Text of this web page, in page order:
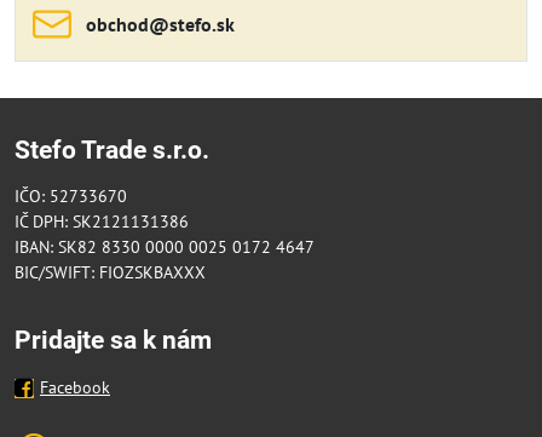
obchod​@stefo​.sk
Stefo Trade s.r.o.
IČO: 52733670
IČ DPH: SK2121131386
IBAN: SK82 8330 0000 0025 0172 4647
BIC/SWIFT: FIOZSKBAXXX
Pridajte sa k nám
Facebook